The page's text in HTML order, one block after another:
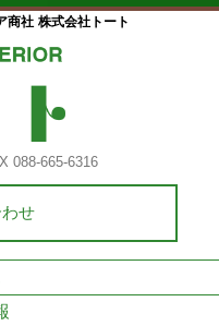
商社 株式会社トート
088-665-6316
せ